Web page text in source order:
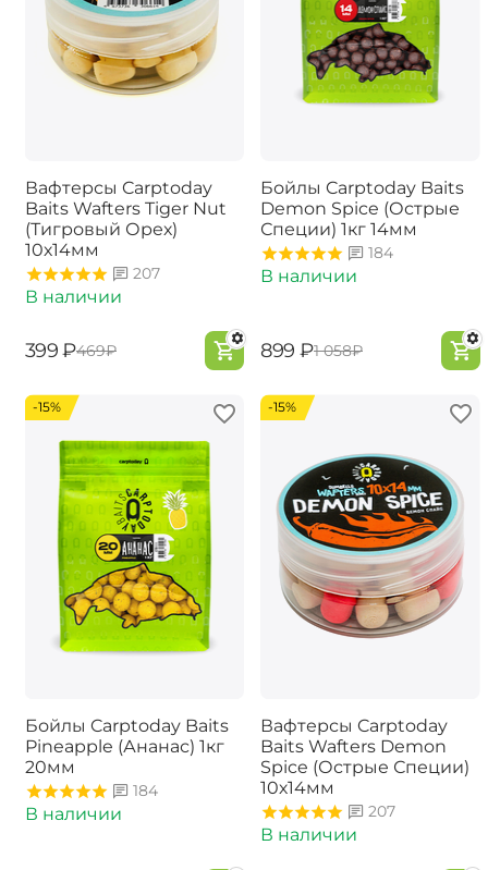
Вафтерсы Carptoday
Baits Wafters Tiger Nut
(Тигровый Орех)
10х14мм
207
В наличии
‍399‍ ₽‍469‍₽
Бойлы Carptoday Baits
Demon Spice (Острые
Специи) 1кг 14мм
184
В наличии
‍899‍ ₽‍1 058‍₽
-15%
Бойлы Carptoday Baits
Pineapple (Ананас) 1кг
20мм
184
В наличии
-15%
Вафтерсы Carptoday
Baits Wafters Demon
Spice (Острые Специи)
10х14мм
207
В наличии